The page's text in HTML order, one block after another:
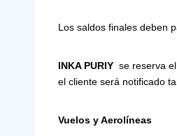
Los saldos finales deben
INKA PURIY se reserva
el cliente será notificado
Vuelos y Aerolíneas